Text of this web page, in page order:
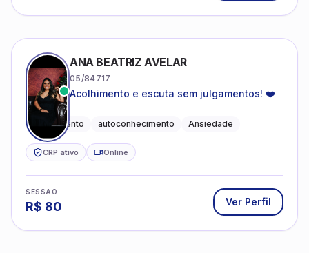
ANA BEATRIZ AVELAR
05/84717
Acolhimento e escuta sem julgamentos! ❤️
Acolhimento autoconhecimento Ansiedade
CRP ativo Online
SESSÃO
R$ 80 Ver Perfil